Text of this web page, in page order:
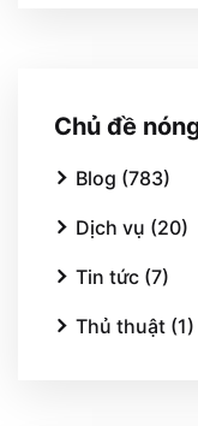
Chủ đề
Blog (783)
Dịch vụ (20)
Tin tức (7)
Thủ thuật (1)